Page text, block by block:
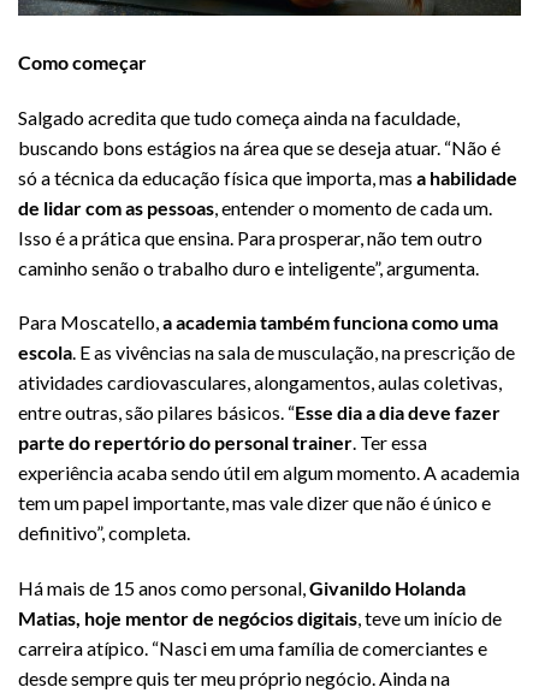
Como começar
Salgado acredita que tudo começa ainda na faculdade,
buscando bons estágios na área que se deseja atuar. “Não é
só a técnica da educação física que importa, mas a habilidade
de lidar com as pessoas , entender o momento de cada um.
Isso é a prática que ensina. Para prosperar, não tem outro
caminho senão o trabalho duro e inteligente”, argumenta.
Para Moscatello,a academia também funciona como uma
escola. E as vivências na sala de musculação, na prescrição de
atividades cardiovasculares, alongamentos, aulas coletivas,
entre outras, são pilares básicos. “Esse dia a dia deve fazer
parte do repertório do personal trainer. Ter essa
experiência acaba sendo útil em algum momento. A academia
tem um papel importante, mas vale dizer que não é único e
definitivo”, completa.
Há mais de 15 anos como personal,Givanildo Holanda
Matias, hoje mentor de negócios digitais, teve um início de
carreira atípico. “Nasci em uma família de comerciantes e
desde sempre quis ter meu próprio negócio. Ainda na